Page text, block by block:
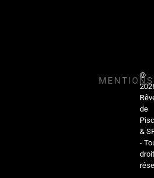
©
de
&
-